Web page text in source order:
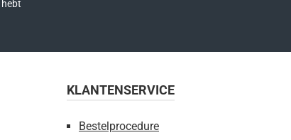
hebt
KLANTENSERVICE
Bestelprocedure